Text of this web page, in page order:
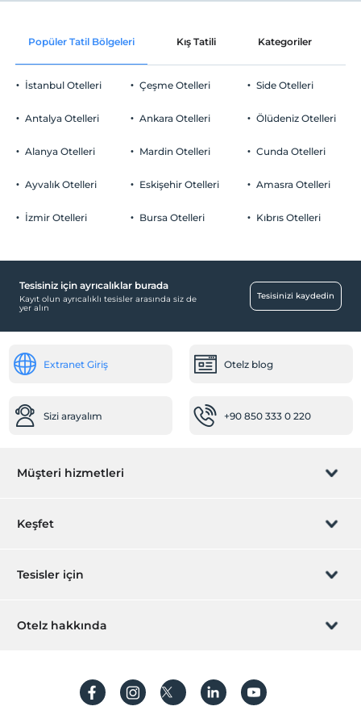
Otopark (Tesis disinda)
Ses geçirmeyen odalar
Çocuk
Faks/fotokopi
Günlük temizlik hizmeti
Klima
Ulaşım
Transfer servisi (ücretli)
Şehir merkezi
Tarihi destinasyon
Evcil Hayvan
Sigara
Çocuklar
Her bir oda için 6 yaşına kadar 1 çocuk ücretsizdir
Çerez ikramı
Popüler Tatil Bölgeleri Kış Tatili Kategoriler
İstanbul Otelleri
Antalya Otelleri
Alanya Otelleri
Ayvalık Otelleri
İzmir Otelleri
Çeşme Otelleri
Ankara Otelleri
Mardin Otelleri
Eskişehir Otelleri
Bursa Otelleri
Side Otelleri
Ölüdeniz Otelleri
Cunda Otelleri
Amasra Otelleri
Kıbrıs Otelleri
Tesisiniz için ayrıcalıklar burada
Kayıt olun ayrıcalıklı tesisler arasında siz de
yer alın
Tesisinizi kaydedin
Extranet Giriş Otelz blog
Sizi arayalım +90 850 333 0 220
Müşteri hizmetleri
Rezervasyon yönet
Sıkça sorulan sorular
Keşfet
Hediye Kart
Hesap oluştur
Tesisler için
Hemen tesisinizi ekleyin
Otelz hakkında